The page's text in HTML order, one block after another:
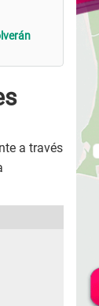
a través